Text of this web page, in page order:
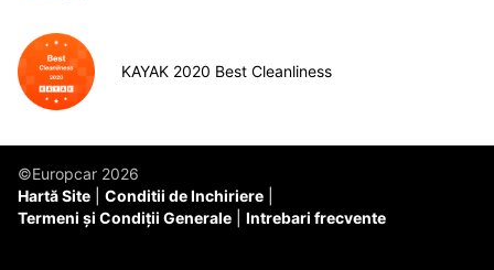
KAYAK 2020 Best Cleanliness
©Europcar 2026
Hartă Site
Conditii de Inchiriere
Termeni și Condiții Generale
Intrebari frecvente